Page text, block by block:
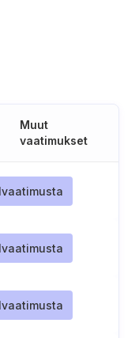
Muut
vaatimukset
vaatimusta
vaatimusta
vaatimusta